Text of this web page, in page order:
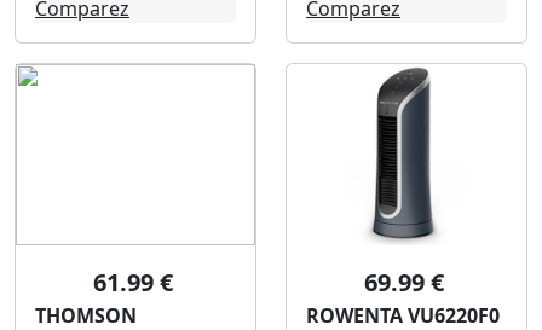
Comparez Comparez
61.99 €
THOMSON
69.99 €
ROWENTA VU6220F0